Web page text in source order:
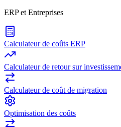
ERP et Entreprises
Calculateur de coûts ERP
Calculateur de retour sur
Calculateur de coût de migration
Optimisation des coûts